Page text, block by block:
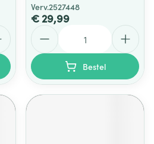
Verv.2527448
€ 29,99
Bestel